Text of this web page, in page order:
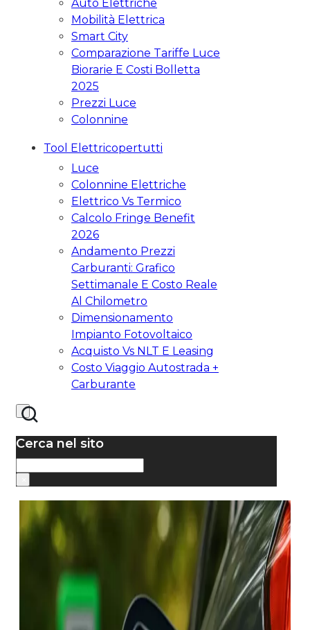
Auto Elettriche
Mobilità Elettrica
Smart City
Comparazione Tariffe Luce
Biorarie E Costi Bolletta
2025
Prezzi Luce
Colonnine
Tool Elettricopertutti
Luce
Colonnine Elettriche
Elettrico Vs Termico
Calcolo Fringe Benefit
2026
Andamento Prezzi
Carburanti: Grafico
Settimanale E Costo Reale
Al Chilometro
Dimensionamento
Impianto Fotovoltaico
Acquisto Vs NLT E Leasing
Costo Viaggio Autostrada +
Carburante
Cerca nel sito